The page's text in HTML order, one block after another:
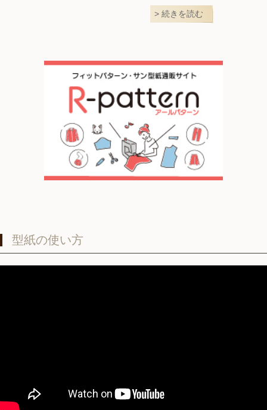
続きを読む
型紙の使い方